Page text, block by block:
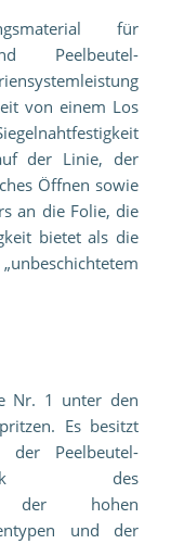
für
Peelbeutel-
von einem Los
der Linie, der
Öffnen sowie
an die Folie, die
bietet als die
Nr. 1 unter den
Es besitzt
der Peelbeutel-
des
der hohen
und der